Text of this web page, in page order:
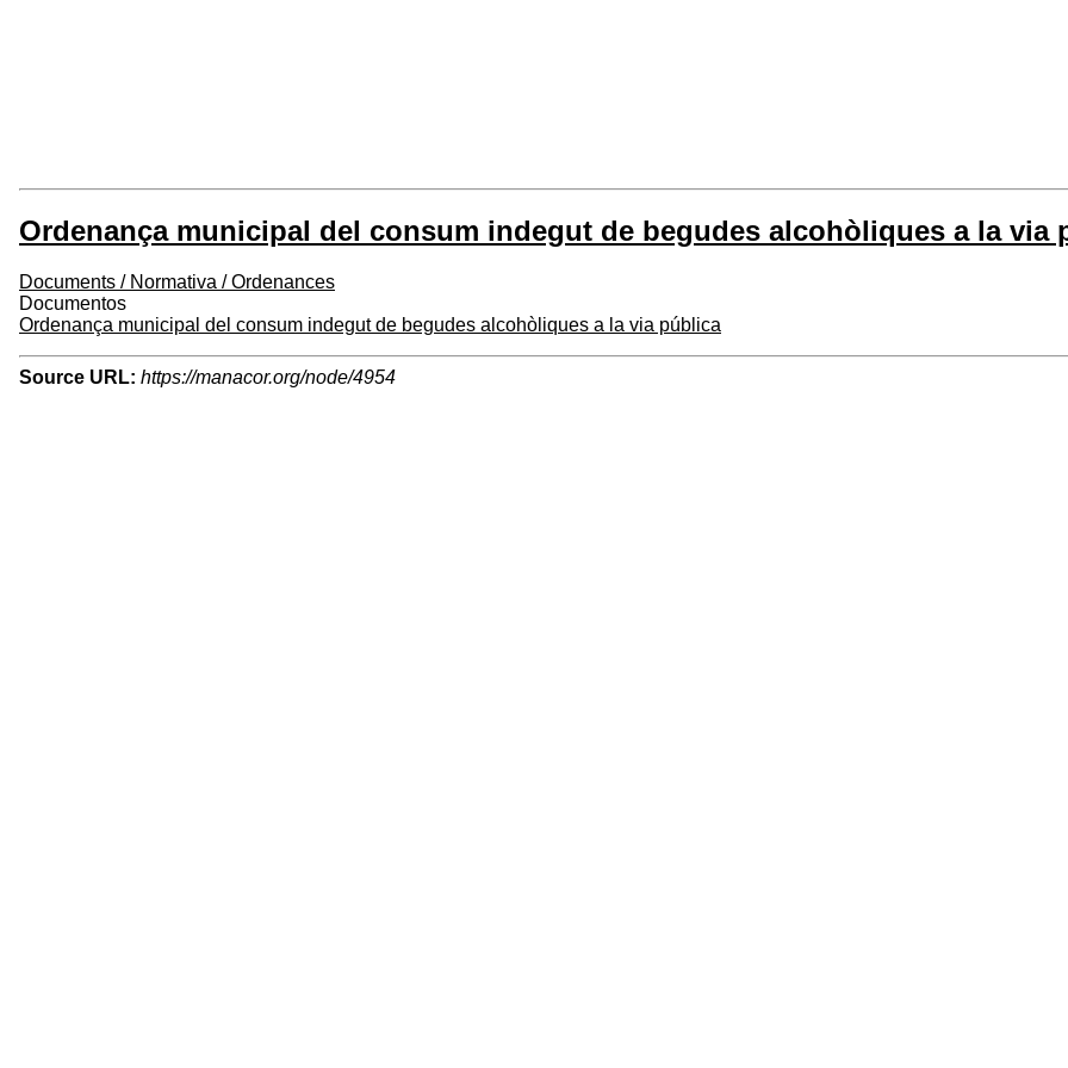
Ordenança municipal del consum indegut de begudes alcohòliques a la via
Documents / Normativa / Ordenances
Documentos
Ordenança municipal del consum indegut de begudes alcohòliques a la via pública
Source URL: https://manacor.org/node/4954